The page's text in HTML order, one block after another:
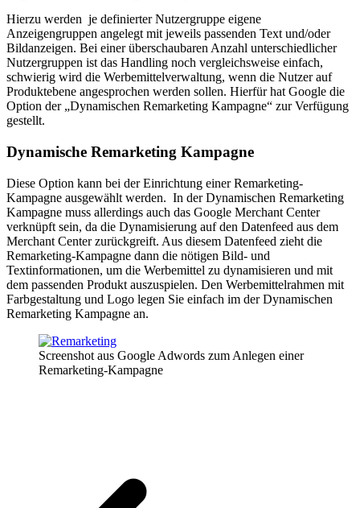
Hierzu werden je definierter Nutzergruppe eigene
Anzeigengruppen angelegt mit jeweils passenden Text und/oder
Bildanzeigen. Bei einer überschaubaren Anzahl unterschiedlicher
Nutzergruppen ist das Handling noch vergleichsweise einfach,
schwierig wird die Werbemittelverwaltung, wenn die Nutzer auf
Produktebene angesprochen werden sollen. Hierfür hat Google die
Option der „Dynamischen Remarketing Kampagne“ zur Verfügung
gestellt.
Dynamische Remarketing Kampagne
Diese Option kann bei der Einrichtung einer Remarketing-
Kampagne ausgewählt werden. In der Dynamischen Remarketing
Kampagne muss allerdings auch das Google Merchant Center
verknüpft sein, da die Dynamisierung auf den Datenfeed aus dem
Merchant Center zurückgreift. Aus diesem Datenfeed zieht die
Remarketing-Kampagne dann die nötigen Bild- und
Textinformationen, um die Werbemittel zu dynamisieren und mit
dem passenden Produkt auszuspielen. Den Werbemittelrahmen mit
Farbgestaltung und Logo legen Sie einfach im der Dynamischen
Remarketing Kampagne an.
Screenshot aus Google Adwords zum Anlegen einer
Remarketing-Kampagne